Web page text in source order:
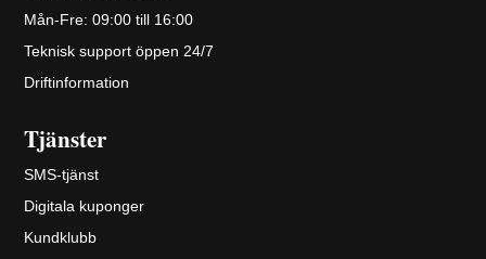
Mån-Fre: 09:00 till 16:00
Teknisk support öppen 24/7
Driftinformation
Tjänster
SMS-tjänst
Digitala kuponger
Kundklubb